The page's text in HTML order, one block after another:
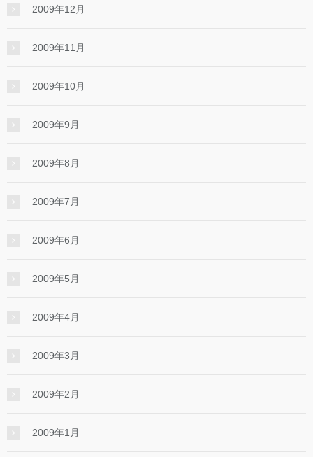
2009年12月
2009年11月
2009年10月
2009年9月
2009年8月
2009年7月
2009年6月
2009年5月
2009年4月
2009年3月
2009年2月
2009年1月